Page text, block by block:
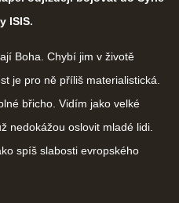
ISIS.
Boha. Chybí jim v životě
je pro ně příliš materialistická.
břicho. Vidím jako velké
nedokážou oslovit mladé lidi.
spíš slabosti evropského